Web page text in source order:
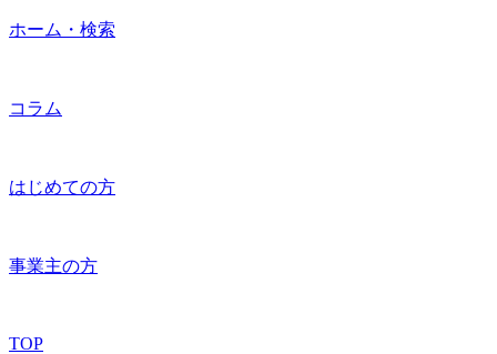
ホーム・検索
コラム
はじめての方
事業主の方
TOP